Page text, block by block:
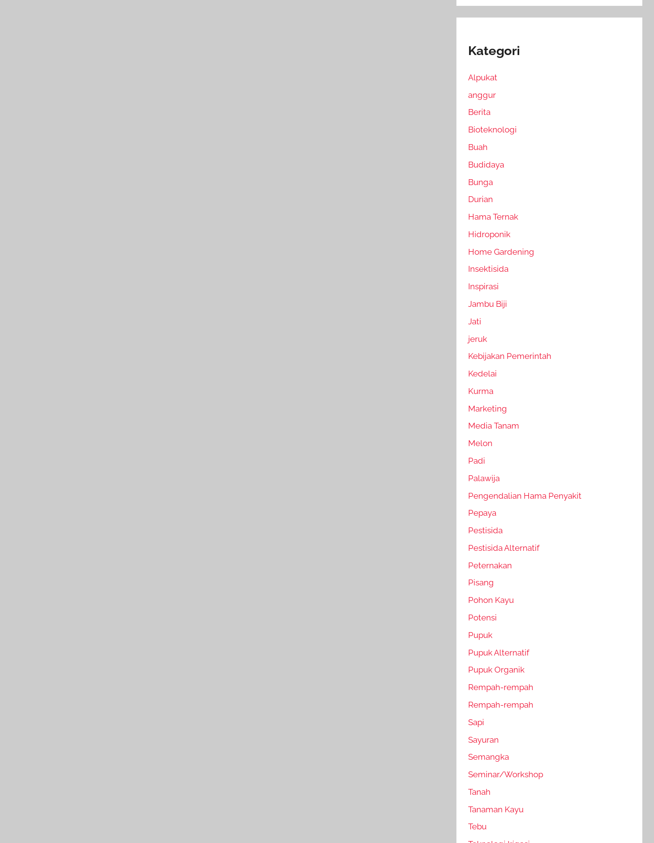
Kategori
Alpukat
anggur
Berita
Bioteknologi
Buah
Budidaya
Bunga
Durian
Hama Ternak
Hidroponik
Home Gardening
Insektisida
Inspirasi
Jambu Biji
Jati
jeruk
Kebijakan Pemerintah
Kedelai
Kurma
Marketing
Media Tanam
Melon
Padi
Palawija
Pengendalian Hama Penyakit
Pepaya
Pestisida
Pestisida Alternatif
Peternakan
Pisang
Pohon Kayu
Potensi
Pupuk
Pupuk Alternatif
Pupuk Organik
Rempah-rempah
Rempah-rempah
Sapi
Sayuran
Semangka
Seminar/Workshop
Tanah
Tanaman Kayu
Tebu